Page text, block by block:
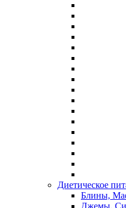
Диетическое
Блины,